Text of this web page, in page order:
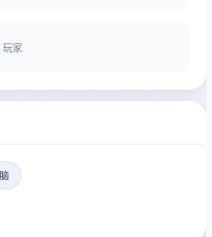
玩家